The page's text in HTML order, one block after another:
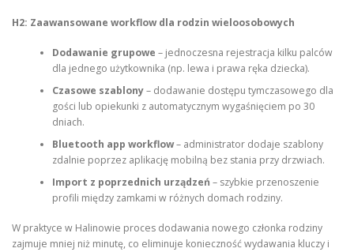
H2: Zaawansowane workflow dla rodzin wieloosobowych
Dodawanie grupowe – jednoczesna rejestracja kilku palców
dla jednego użytkownika (np. lewa i prawa ręka dziecka).
Czasowe szablony– dodawanie dostępu tymczasowego dla
gości lub opiekunki z automatycznym wygaśnięciem po 30
dniach.
Bluetooth app workflow– administrator dodaje szablony
zdalnie poprzez aplikację mobilną bez stania przy drzwiach.
Import z poprzednich urządzeń – szybkie przenoszenie
profili między zamkami w różnych domach rodziny.
W praktyce w Halinowie proces dodawania nowego członka rodziny
zajmuje mniej niż minutę, co eliminuje konieczność wydawania kluczy i